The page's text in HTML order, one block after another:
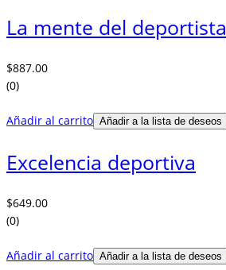
La mente del deportista
$887.00
(0)
Añadir al carrito Añadir a la lista de deseos
Excelencia deportiva
$649.00
(0)
Añadir al carrito Añadir a la lista de deseos